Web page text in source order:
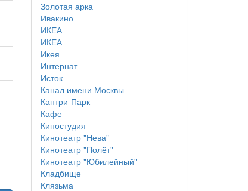
Золотая арка
Ивакино
ИКЕА
ИКЕА
Икея
Интернат
Исток
Канал имени Москвы
Кантри-Парк
Кафе
Киностудия
Кинотеатр "Нева"
Кинотеатр "Полёт"
Кинотеатр "Юбилейный"
Кладбище
Клязьма